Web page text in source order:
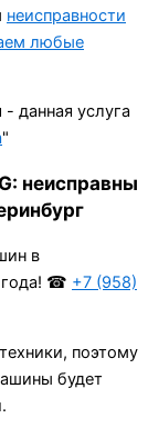
неисправности
любые
- данная услуга
"
неисправны
в
года! ☎ +7 (958)
поэтому
будет